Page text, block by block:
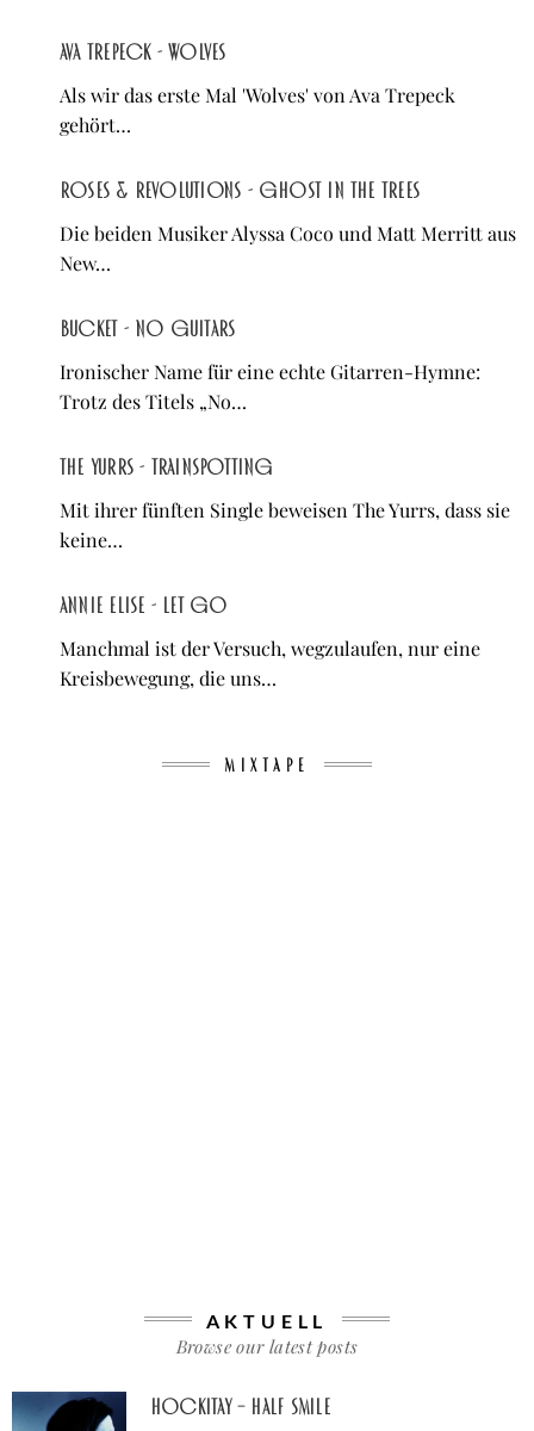
Ava Trepeck - Wolves
Als wir das erste Mal 'Wolves' von Ava Trepeck
gehört…
Roses & Revolutions - Ghost in the Trees
Die beiden Musiker Alyssa Coco und Matt Merritt aus
New…
Bucket - No Guitars
Ironischer Name für eine echte Gitarren-Hymne:
Trotz des Titels „No…
The Yurrs - Trainspotting
Mit ihrer fünften Single beweisen The Yurrs, dass sie
keine…
Annie Elise - let go
Manchmal ist der Versuch, wegzulaufen, nur eine
Kreisbewegung, die uns…
MIXTAPE
AKTUELL
Browse our latest posts
Hockitay – half smile